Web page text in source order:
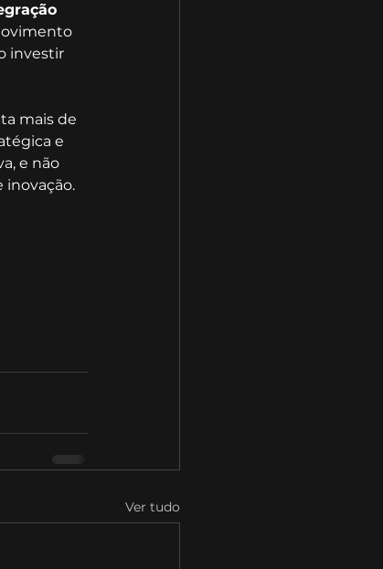
investir
mais de
e
e não
inovação.
Ver tudo